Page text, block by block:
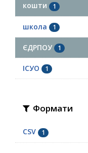
кошти 1
школа 1
ЄДРПОУ 1
ІСУО 1
Формати
CSV 1